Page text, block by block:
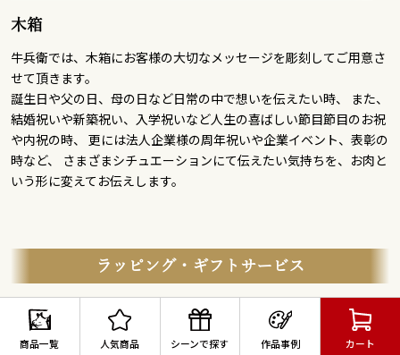
商品一覧 人気商品 シーンで探す 作品事例 カート
木箱
牛兵衛では、木箱にお客様の大切なメッセージを彫刻してご用意さ
せて頂きます。
誕生日や父の日、母の日など日常の中で想いを伝えたい時、 また、
結婚祝いや新築祝い、入学祝いなど人生の喜ばしい節目節目のお祝
や内祝の時、 更には法人企業様の周年祝いや企業イベント、表彰の
時など、 さまざまシチュエーションにて伝えたい気持ちを、お肉と
いう形に変えてお伝えします。
ラッピング・ギフトサービス